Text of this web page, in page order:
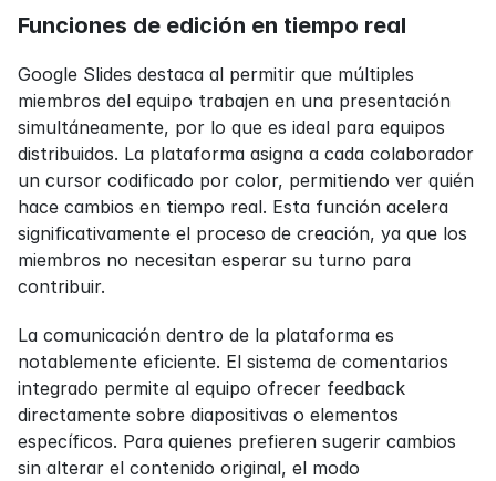
Funciones de edición en tiempo real
Google Slides destaca al permitir que múltiples
miembros del equipo trabajen en una presentación
simultáneamente, por lo que es ideal para equipos
distribuidos. La plataforma asigna a cada colaborador
un cursor codificado por color, permitiendo ver quién
hace cambios en tiempo real. Esta función acelera
significativamente el proceso de creación, ya que los
miembros no necesitan esperar su turno para
contribuir.
La comunicación dentro de la plataforma es
notablemente eficiente. El sistema de comentarios
integrado permite al equipo ofrecer feedback
directamente sobre diapositivas o elementos
específicos. Para quienes prefieren sugerir cambios
sin alterar el contenido original, el modo